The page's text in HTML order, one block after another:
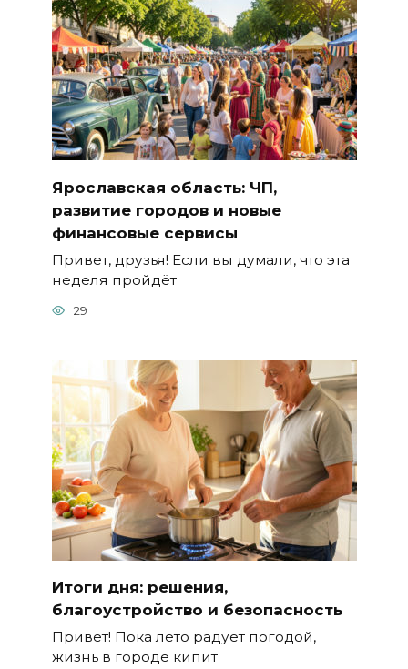
Ярославская область: ЧП,
развитие городов и новые
финансовые сервисы
Привет, друзья! Если вы думали, что эта
неделя пройдёт
29
Итоги дня: решения,
благоустройство и безопасность
Привет! Пока лето радует погодой,
жизнь в городе кипит